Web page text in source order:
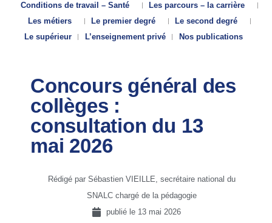
Conditions de travail – Santé
Les parcours – la carrière
Les métiers
Le premier degré
Le second degré
Le supérieur
L’enseignement privé Nos publications
Concours général des
collèges :
consultation du 13
mai 2026
Rédigé par Sébastien VIEILLE, secrétaire national du
SNALC chargé de la pédagogie
publié le 13 mai 2026